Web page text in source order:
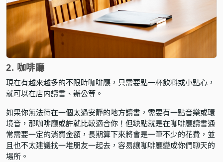
2. 咖啡廳
現在有越來越多的不限時咖啡廳，只需要點一杯飲料或小點心，
就可以在店内讀書、辦公等。
如果你無法待在一個太過安靜的地方讀書，需要有一點音樂或環
境音，那咖啡廳或許就比較適合你！但缺點就是在咖啡廳讀書通
常需要一定的消費金額，長期算下來將會是一筆不少的花費，並
且也不太建議找一堆朋友一起去，容易讓咖啡廳變成你們聊天的
場所。